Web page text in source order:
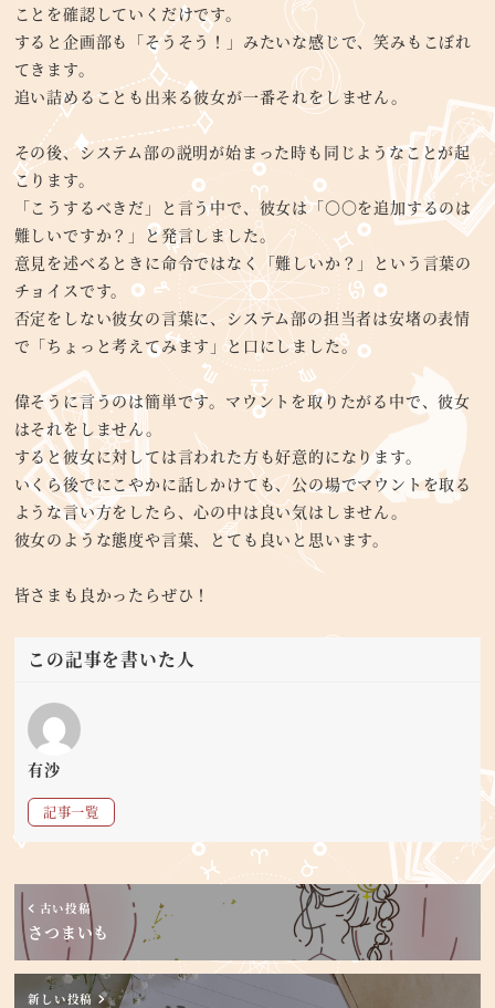
ことを確認していくだけです。
すると企画部も「そうそう！」みたいな感じで、笑みもこぼれ
てきます。
追い詰めることも出来る彼女が一番それをしません。
その後、システム部の説明が始まった時も同じようなことが起
こります。
「こうするべきだ」と言う中で、彼女は「〇〇を追加するのは
難しいですか？」と発言しました。
意見を述べるときに命令ではなく「難しいか？」という言葉の
チョイスです。
否定をしない彼女の言葉に、システム部の担当者は安堵の表情
で「ちょっと考えてみます」と口にしました。
偉そうに言うのは簡単です。マウントを取りたがる中で、彼女
はそれをしません。
すると彼女に対しては言われた方も好意的になります。
いくら後でにこやかに話しかけても、公の場でマウントを取る
ような言い方をしたら、心の中は良い気はしません。
彼女のような態度や言葉、とても良いと思います。
皆さまも良かったらぜひ！
この記事を書いた人
有沙
記事一覧
古い投稿
さつまいも
新しい投稿